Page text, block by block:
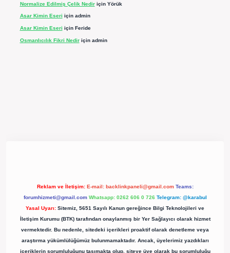
Normalize Edilmiş Çelik Nediriçin Yörük
Asar Kimin Eseri için admin
Asar Kimin Eseri için Feride
Osmanlıcılık Fikri Nediriçin admin
Reklam ve İletişim: E-mail: backlinkpaneli@gmail.com Teams:
forumhizmeti@gmail.com Whatsapp: 0262 606 0 726 Telegram: @karabul
Yasal Uyarı: Sitemiz, 5651 Sayılı Kanun gereğince Bilgi Teknolojileri ve
İletişim Kurumu (BTK) tarafından onaylanmış bir Yer Sağlayıcı olarak hizmet
vermektedir. Bu nedenle, sitedeki içerikleri proaktif olarak denetleme veya
araştırma yükümlülüğümüz bulunmamaktadır. Ancak, üyelerimiz yazdıkları
içeriklerin sorumluluğunu taşımakta olup, siteye üye olarak bu sorumluluğu